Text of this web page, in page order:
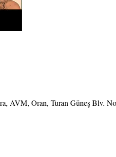
AVM, Oran, Turan Güneş Blv.